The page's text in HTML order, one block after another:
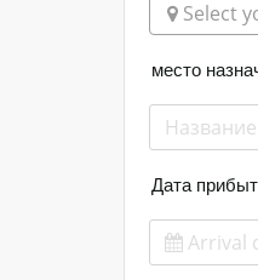
 Select
место
Дата